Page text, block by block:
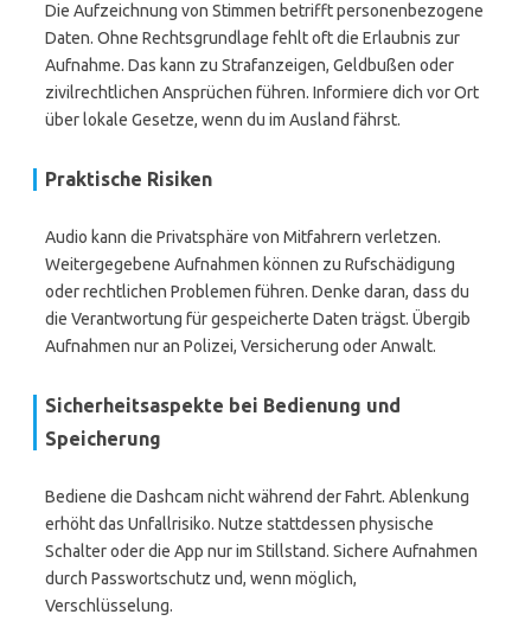
Die Aufzeichnung von Stimmen betrifft personenbezogene
Daten. Ohne Rechtsgrundlage fehlt oft die Erlaubnis zur
Aufnahme. Das kann zu Strafanzeigen, Geldbußen oder
zivilrechtlichen Ansprüchen führen. Informiere dich vor Ort
über lokale Gesetze, wenn du im Ausland fährst.
Praktische Risiken
Audio kann die Privatsphäre von Mitfahrern verletzen.
Weitergegebene Aufnahmen können zu Rufschädigung
oder rechtlichen Problemen führen. Denke daran, dass du
die Verantwortung für gespeicherte Daten trägst. Übergib
Aufnahmen nur an Polizei, Versicherung oder Anwalt.
Sicherheitsaspekte bei Bedienung und
Speicherung
Bediene die Dashcam nicht während der Fahrt. Ablenkung
erhöht das Unfallrisiko. Nutze stattdessen physische
Schalter oder die App nur im Stillstand. Sichere Aufnahmen
durch Passwortschutz und, wenn möglich,
Verschlüsselung.